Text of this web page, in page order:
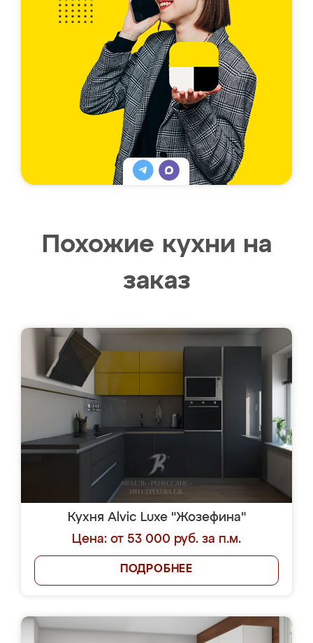
Похожие кухни на
заказ
Кухня Alvic Luxe "Жозефина"
Цена: от 53 000 руб. за п.м.
ПОДРОБНЕЕ